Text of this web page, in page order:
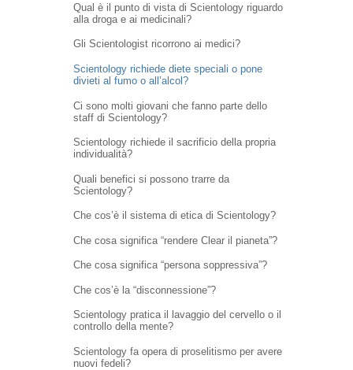
Qual è il punto di vista di Scientology riguardo
alla droga e ai medicinali?
Gli Scientologist ricorrono ai medici?
Scientology richiede diete speciali o pone
divieti al fumo o all’alcol?
Ci sono molti giovani che fanno parte dello
staff di Scientology?
Scientology richiede il sacrificio della propria
individualità?
Quali benefici si possono trarre da
Scientology?
Che cos’è il sistema di etica di Scientology?
Che cosa significa “rendere Clear il pianeta”?
Che cosa significa “persona soppressiva”?
Che cos’è la “disconnessione”?
Scientology pratica il lavaggio del cervello o il
controllo della mente?
Scientology fa opera di proselitismo per avere
nuovi fedeli?